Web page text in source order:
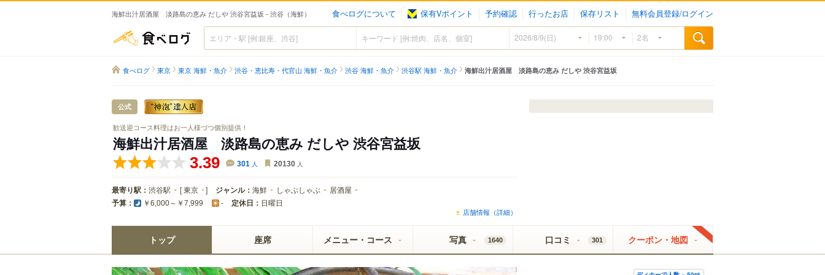
海鮮出汁居酒屋 淡路島の恵み だしや 渋谷宮益坂 - 渋谷（海鮮） 食べログについて 保有Vポイント 予約確認 行ったお店 保存リスト 無料会員登録/ログイン
食べログ
食べログ 東京 東京 海鮮・魚介 渋谷・恵比寿・代官山 海鮮・魚介 渋谷 海鮮・魚介 渋谷駅 海鮮・魚介 海鮮出汁居酒屋 淡路島の恵み だしや 渋谷宮益坂
公式
歓送迎コース料理はお一人様づつ個別提供！
海鮮出汁居酒屋 淡路島の恵み だしや 渋谷宮益坂
3.39 301 人 20130 人
最寄り駅： 渋谷駅 [東京 ] ジャンル： 海鮮 しゃぶしゃぶ 居酒屋
予算： ￥6,000～￥7,999 - 定休日： 日曜日
店舗情報（詳細）
トップ 座席 メニュー・コース 写真 1640 口コミ 301 クーポン・地図